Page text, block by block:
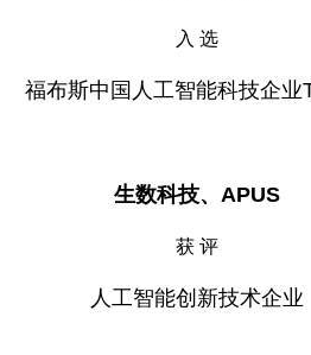
入 选
福布斯中国人工智能科技企业
生数科技、APUS
获 评
人工智能创新技术企业